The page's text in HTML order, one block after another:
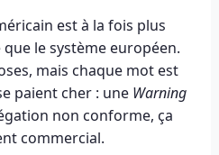
est à la fois plus
le système européen.
mais chaque mot est
paient cher : une Warning
non conforme, ça
commercial.